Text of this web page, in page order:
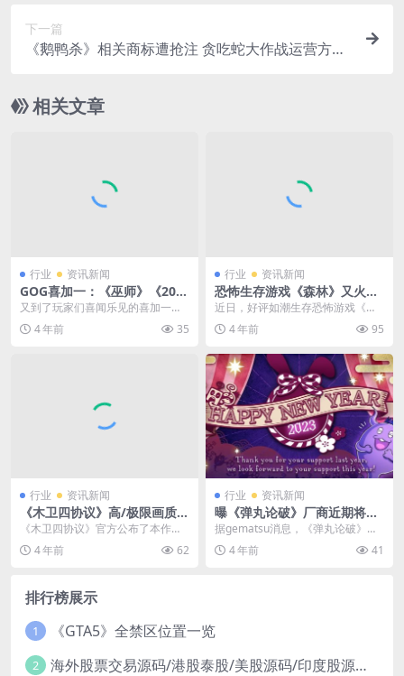
下一篇
《鹅鸭杀》相关商标遭抢注 贪吃蛇大作战运营方注
相关文章
行业 资讯新闻
GOG喜加一：《巫师》《207
7》数字特典免费领取
又到了玩家们喜闻乐见的喜加一时
间了！现在GOG平台上线了CDPR
免费数字特典礼包...
4 年前 35
行业 资讯新闻
恐怖生存游戏《森林》又火
了！
近日，好评如潮生存恐怖游戏《森
林》在Steam低价促销，国区售价1
7.5元，游戏...
4 年前 95
行业 资讯新闻
《木卫四协议》高/极限画质P
C配置需求 极限需RTX3080
《木卫四协议》官方公布了本作的
高/极限画质PC配置需求。高画质需
要AMD Rad...
4 年前 62
行业 资讯新闻
曝《弹丸论破》厂商近期将公
布一款大型游戏新作
据gematsu消息，《弹丸论破》系
列的发行商Spike Chunsoft目前有...
4 年前 41
排行榜展示
1 《GTA5》全禁区位置一览
2 海外股票交易源码/港股泰股/美股源码/印度股源码/马拉西亚股票源码/国际股票配资